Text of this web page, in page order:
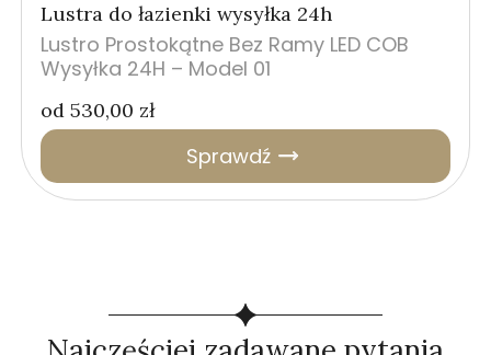
Lustra do łazienki wysyłka 24h
Lustro Prostokątne Bez Ramy LED COB
Wysyłka 24H – Model 01
Sprawdź
od 530,00 zł